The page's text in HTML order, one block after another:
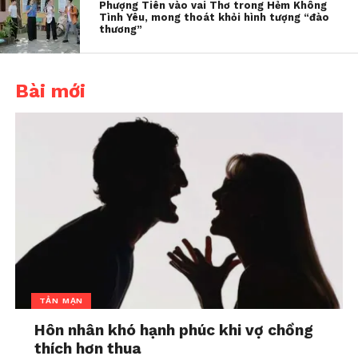
Nữ thần phản diện
Hoàng Mộng Oánh tái
In "Đọc - Ăn - Chơi"
THVL1 Khởi chiếu phim
Thiếu Niên Thần Thám
Địch Nhân Kiệt chính
thức lên sóng
In "Đọc - Ăn - Chơi"
Phượng Tiên vào vai Thơ trong Hẻm Không
Tình Yêu, mong thoát khỏi hình tượng “đào
thương”
Bài mới
TẢN MẠN
Hôn nhân khó hạnh phúc khi vợ chồng
thích hơn thua